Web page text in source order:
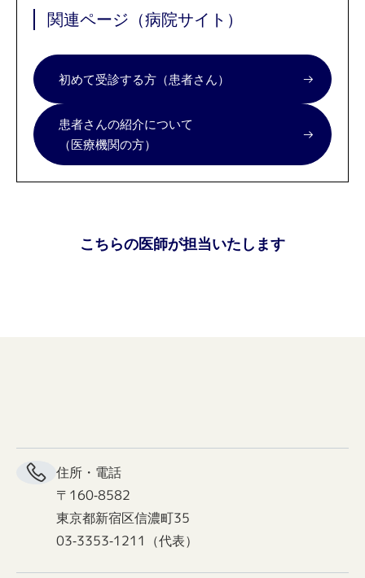
関連ページ（病院サイト）
初めて受診する方（患者さん）
患者さんの紹介について
（医療機関の方）
こちらの医師が担当いたします
住所・電話
〒160-8582
東京都新宿区信濃町35
03-3353-1211（代表）